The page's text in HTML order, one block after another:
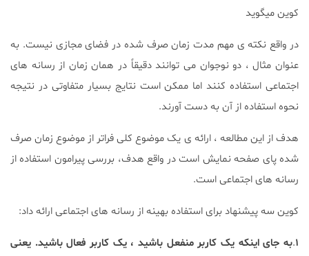
کوین میگوید
در واقع نکته ی مهم مدت زمان صرف شده در فضای مجازی نیست. به
عنوان مثال ، دو نوجوان می توانند دقیقاً در همان زمان از رسانه های
اجتماعی استفاده کنند اما ممکن است نتایج بسیار متفاوتی در نتیجه
نحوه استفاده از آن به دست آورند.
هدف از این مطالعه ، ارائه ی یک موضوع کلی فراتر از موضوع زمان صرف
شده پای صفحه نمایش است در واقع هدف، بررسی پیرامون استفاده از
رسانه های اجتماعی است.
کوین سه پیشنهاد برای استفاده بهینه از رسانه های اجتماعی ارائه داد:
۱.به جای اینکه یک کاربر منفعل باشید ، یک کاربر فعال باشید. یعنی